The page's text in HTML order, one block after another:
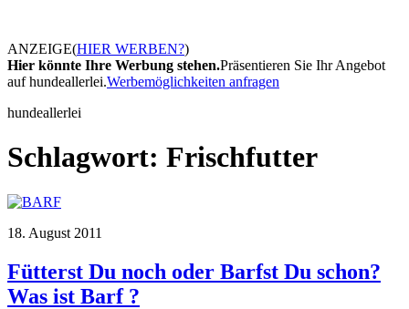
ANZEIGE(HIER WERBEN?)
Hier könnte Ihre Werbung stehen.Präsentieren Sie Ihr Angebot
auf hundeallerlei.Werbemöglichkeiten anfragen
hundeallerlei
Schlagwort: Frischfutter
18. August 2011
Fütterst Du noch oder Barfst Du schon?
Was ist Barf ?